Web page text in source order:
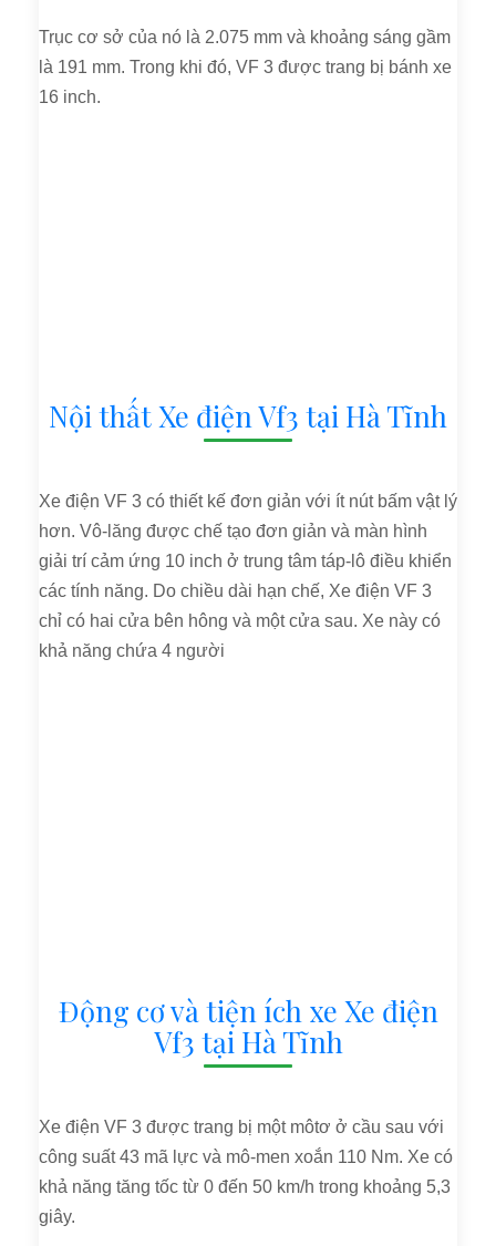
Trục cơ sở của nó là 2.075 mm và khoảng sáng gầm
là 191 mm. Trong khi đó, VF 3 được trang bị bánh xe
16 inch.
Nội thất Xe điện Vf3 tại Hà Tĩnh
Xe điện VF 3 có thiết kế đơn giản với ít nút bấm vật lý
hơn. Vô-lăng được chế tạo đơn giản và màn hình
giải trí cảm ứng 10 inch ở trung tâm táp-lô điều khiển
các tính năng. Do chiều dài hạn chế, Xe điện VF 3
chỉ có hai cửa bên hông và một cửa sau. Xe này có
khả năng chứa 4 người
Động cơ và tiện ích xe Xe điện
Vf3 tại Hà Tĩnh
Xe điện VF 3 được trang bị một môtơ ở cầu sau với
công suất 43 mã lực và mô-men xoắn 110 Nm. Xe có
khả năng tăng tốc từ 0 đến 50 km/h trong khoảng 5,3
giây.